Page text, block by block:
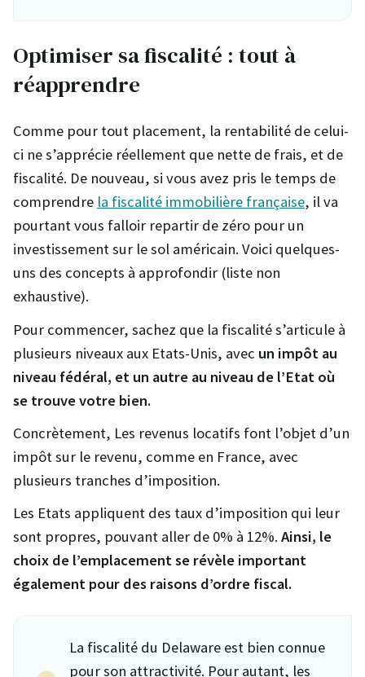
Optimiser sa fiscalité : tout à
réapprendre
Comme pour tout placement, la rentabilité de celui-
ci ne s’apprécie réellement que nette de frais, et de
fiscalité. De nouveau, si vous avez pris le temps de
comprendre la fiscalité immobilière française, il va
pourtant vous falloir repartir de zéro pour un
investissement sur le sol américain. Voici quelques-
uns des concepts à approfondir (liste non
exhaustive).
Pour commencer, sachez que la fiscalité s’articule à
plusieurs niveaux aux Etats-Unis, avec un impôt au
niveau fédéral, et un autre au niveau de l’Etat où
se trouve votre bien.
Concrètement, Les revenus locatifs font l’objet d’un
impôt sur le revenu, comme en France, avec
plusieurs tranches d’imposition.
Les Etats appliquent des taux d’imposition qui leur
sont propres, pouvant aller de 0% à 12%. Ainsi, le
choix de l’emplacement se révèle important
également pour des raisons d’ordre fiscal.
La fiscalité du Delaware est bien connue
pour son attractivité. Pour autant, les